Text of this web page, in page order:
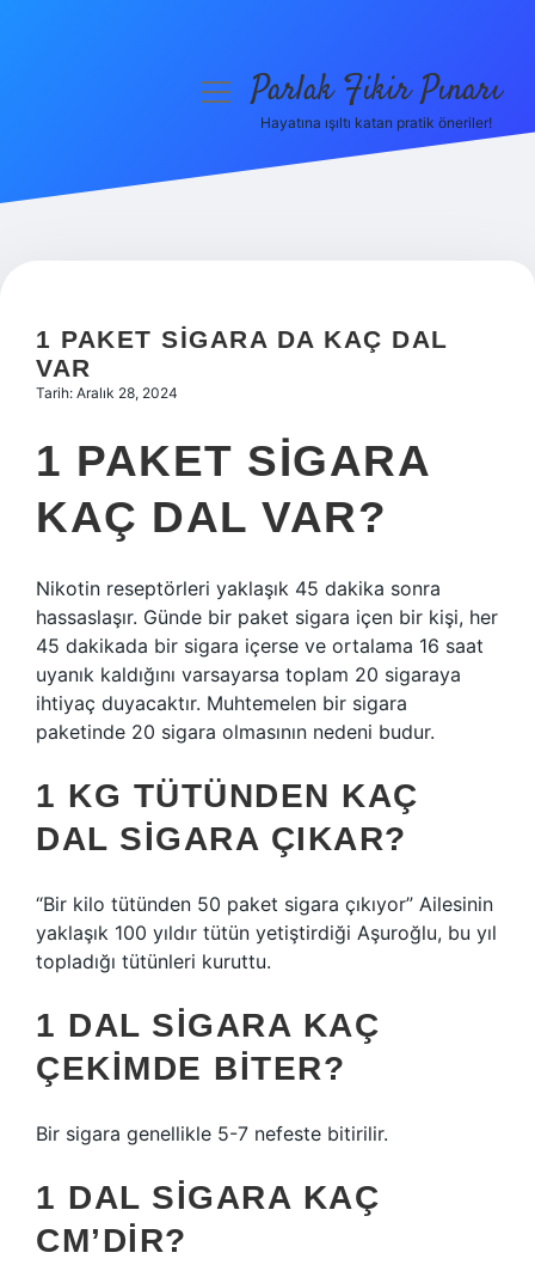
Hakkımızda
menüyüParlak Fikir Pınarı
Hayatına ışıltı katan pratik öneriler!
1 PAKET SIGARA DA KAÇ DAL
VAR
Tarih: Aralık 28, 2024
1 PAKET SIGARA
KAÇ DAL VAR?
Nikotin reseptörleri yaklaşık 45 dakika sonra
hassaslaşır. Günde bir paket sigara içen bir kişi, her
45 dakikada bir sigara içerse ve ortalama 16 saat
uyanık kaldığını varsayarsa toplam 20 sigaraya
ihtiyaç duyacaktır. Muhtemelen bir sigara
paketinde 20 sigara olmasının nedeni budur.
1 KG TÜTÜNDEN KAÇ
DAL SIGARA ÇIKAR?
“Bir kilo tütünden 50 paket sigara çıkıyor” Ailesinin
yaklaşık 100 yıldır tütün yetiştirdiği Aşuroğlu, bu yıl
topladığı tütünleri kuruttu.
1 DAL SIGARA KAÇ
ÇEKIMDE BITER?
Bir sigara genellikle 5-7 nefeste bitirilir.
1 DAL SIGARA KAÇ
CM’DIR?